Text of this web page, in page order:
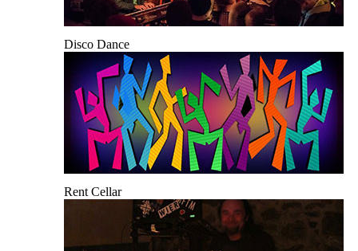
Disco Dance
Rent Cellar